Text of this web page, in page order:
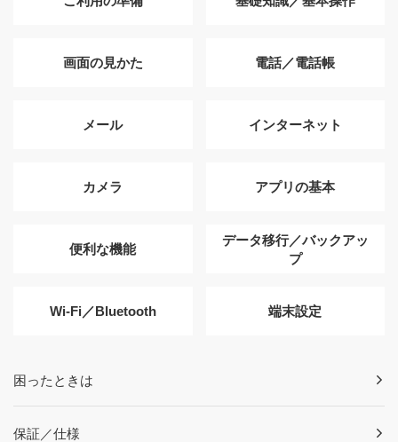
画面の見かた 電話／電話帳
メール インターネット
カメラ アプリの基本
便利な機能
データ移行／バックアッ
プ
Wi-Fi／Bluetooth 端末設定
困ったときは
保証／仕様